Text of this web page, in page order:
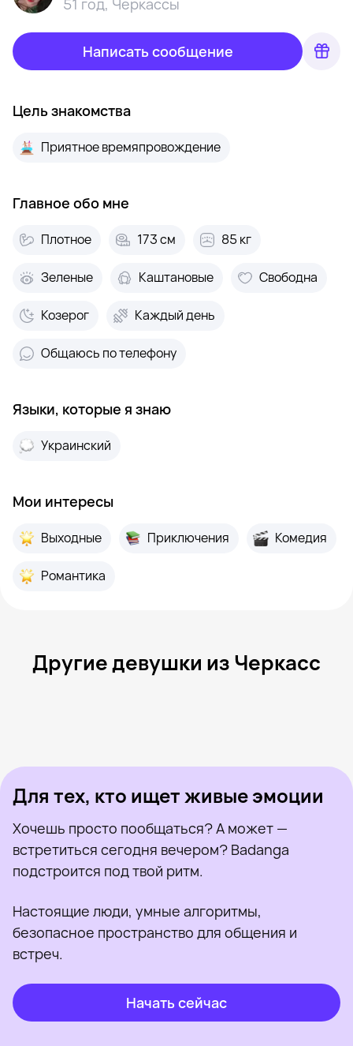
Написать сообщение
Цель знакомства
Приятное времяпровождение
Главное обо мне
Плотное 173 см 85 кг
Зеленые Каштановые Свободна
Козерог Каждый день
Общаюсь по телефону
Языки, которые я знаю
Украинский
Мои интересы
Выходные Приключения Комедия
Романтика
Другие девушки из Черкасс
Для тех, кто ищет живые эмоции
Хочешь просто пообщаться? А может —
встретиться сегодня вечером? Badanga
подстроится под твой ритм.
Настоящие люди, умные алгоритмы,
безопасное пространство для общения и
встреч.
Начать сейчас